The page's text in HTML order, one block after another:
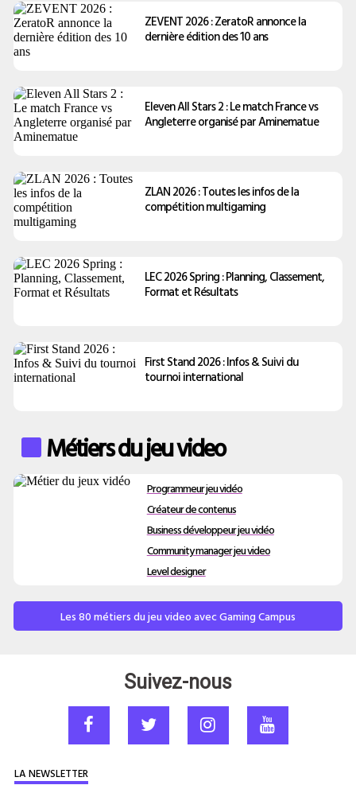
ZEVENT 2026 : ZeratoR annonce la
dernière édition des 10 ans
Eleven All Stars 2 : Le match France vs
Angleterre organisé par Aminematue
ZLAN 2026 : Toutes les infos de la
compétition multigaming
LEC 2026 Spring : Planning, Classement,
Format et Résultats
First Stand 2026 : Infos & Suivi du
tournoi international
Métiers du jeu video
Programmeur jeu vidéo
Créateur de contenus
Business développeur jeu vidéo
Community manager jeu video
Level designer
Les 80 métiers du jeu video avec Gaming Campus
Suivez-nous
LA NEWSLETTER